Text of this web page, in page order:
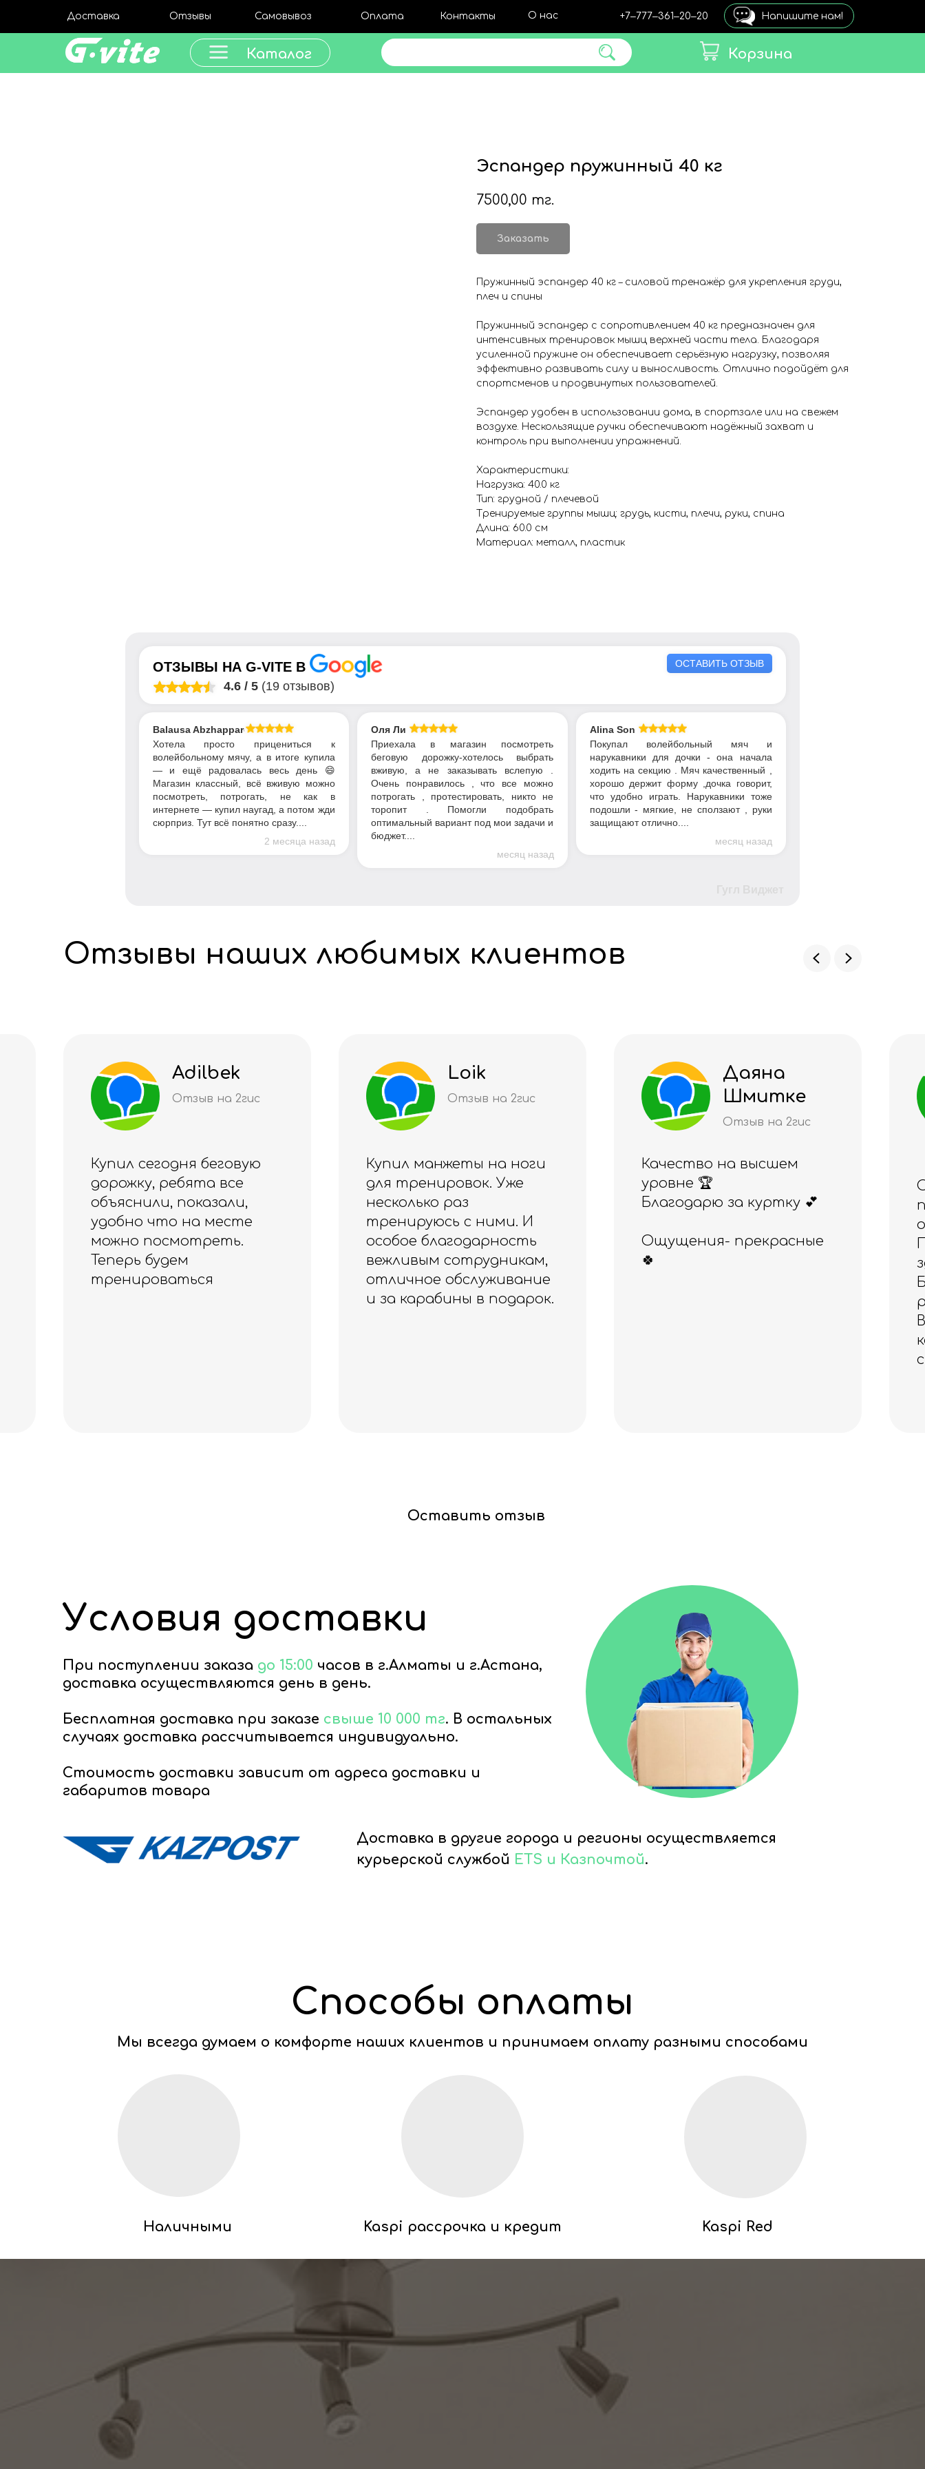
Корзина
Каталог
+7‒777‒361‒20‒20
Доставка Отзывы Оплата Контакты О нас
Самовывоз Напишите нам!
Эспандер пружинный 40 кг
7500,00 тг.
Заказать
Пружинный эспандер 40 кг – силовой тренажёр для укрепления груди,
плеч и спины
Пружинный эспандер с сопротивлением 40 кг предназначен для
интенсивных тренировок мышц верхней части тела. Благодаря
усиленной пружине он обеспечивает серьёзную нагрузку, позволяя
эффективно развивать силу и выносливость. Отлично подойдёт для
спортсменов и продвинутых пользователей.
Эспандер удобен в использовании дома, в спортзале или на свежем
воздухе. Нескользящие ручки обеспечивают надёжный захват и
контроль при выполнении упражнений.
Характеристики:
Нагрузка: 40.0 кг
Тип: грудной / плечевой
Тренируемые группы мышц: грудь, кисти, плечи, руки, спина
Длина: 60.0 см
Материал: металл, пластик
ОТЗЫВЫ НА G-VITEВ
4.6/ 5 (19 отзывов)
ОСТАВИТЬ ОТЗЫВ
Balausa Abzhapparova
Хотела просто прицениться к
волейбольному мячу, а в итоге купила
— и ещё радовалась весь день 😄
Магазин классный, всё вживую можно
посмотреть, потрогать, не как в
интернете — купил наугад, а потом жди
сюрприз. Тут всё понятно сразу....
2 месяца назад
Оля Ли
Приехала в магазин посмотреть
беговую дорожку-хотелось выбрать
вживую, а не заказывать вслепую .
Очень понравилось , что все можно
потрогать , протестировать, никто не
торопит . Помогли подобрать
оптимальный вариант под мои задачи и
бюджет....
месяц назад
Alina Son
Покупал волейбольный мяч и
нарукавники для дочки - она начала
ходить на секцию . Мяч качественный ,
хорошо держит форму ,дочка говорит,
что удобно играть. Нарукавники тоже
подошли - мягкие, не сползают , руки
защищают отлично....
месяц назад
Отзывы наших любимых клиентов
Loik
Отзыв на 2гис
Купил манжеты на ноги
для тренировок. Уже
несколько раз
тренируюсь с ними. И
особое благодарность
вежливым сотрудникам,
отличное обслуживание
Даяна
Шмитке
Качество на высшем
уровне 🏆
Благодарю за куртку 💕
Ощущения- прекрасные
🍀
Алия
Рахимжано
ва
Отличный магазин,
понравился и товар, и
Приобретала ранее
здесь эспандер
Оставить отзыв
При поступлении заказа до 15:00 часов в г.Алматы и г.Астана,
доставка осуществляются день в день.
Бесплатная доставка при заказе свыше 10 000 тг. В остальных
случаях доставка рассчитывается индивидуально.
Стоимость доставки зависит от адреса доставки и
габаритов товара
Доставка в другие города и регионы осуществляется
курьерской службой ETS и Казпочтой.
Условия доставки
Наличными Kaspi рассрочка и кредит Kaspi Red
Способы оплаты
Мы всегда думаем о комфорте наших клиентов и принимаем оплату разными способами